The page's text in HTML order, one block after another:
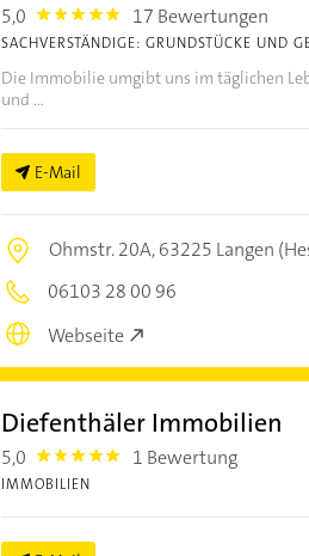
5,0 5.0 17 Bewertungen
SACHVERSTÄNDIGE: GRUNDSTÜCKE UND
Die Immobilie umgibt uns im täglichen
und ...
E-Mail
Ohmstr. 20A,63225 Langen
06103 28 00 96
Webseite
Diefenthäler Immobilien
5,0 5.0 1 Bewertung
IMMOBILIEN